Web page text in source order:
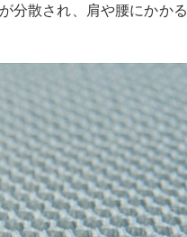
分散され、肩や腰にかかる